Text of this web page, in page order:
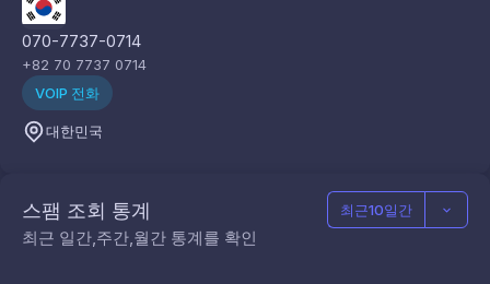
070-7737-0714
+82 70 7737 0714
VOIP 전화
대한민국
스팸 조회 통계
최근 일간,주간,월간 통계를 확인
최근10일간